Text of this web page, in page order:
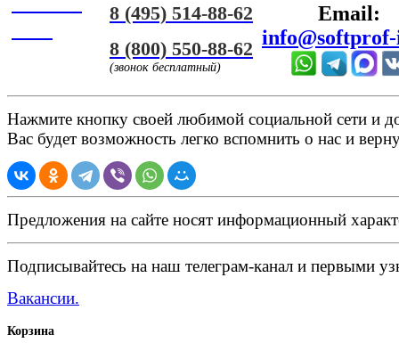
8 (495) 514-88-62
8 (800) 550-88-62
(звонок бесплатный)
Email:
Нажмите кнопку своей любимой социальной сети и
Вас будет возможность легко вспомнить о нас и
Предложения на сайте носят информационный
Подписывайтесь на наш телеграм-канал и первыми
Вакансии.
Корзина